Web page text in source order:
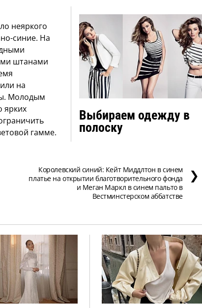
Выбираем одежду в
полоску
неяркого
синие. На
штанами
на
Молодым
ярких
гамме.
Королевский синий: Кейт Миддлтон в синем
платье на открытии благотворительного фонда
и Меган Маркл в синем пальто в
Вестминстерском аббатстве
❯